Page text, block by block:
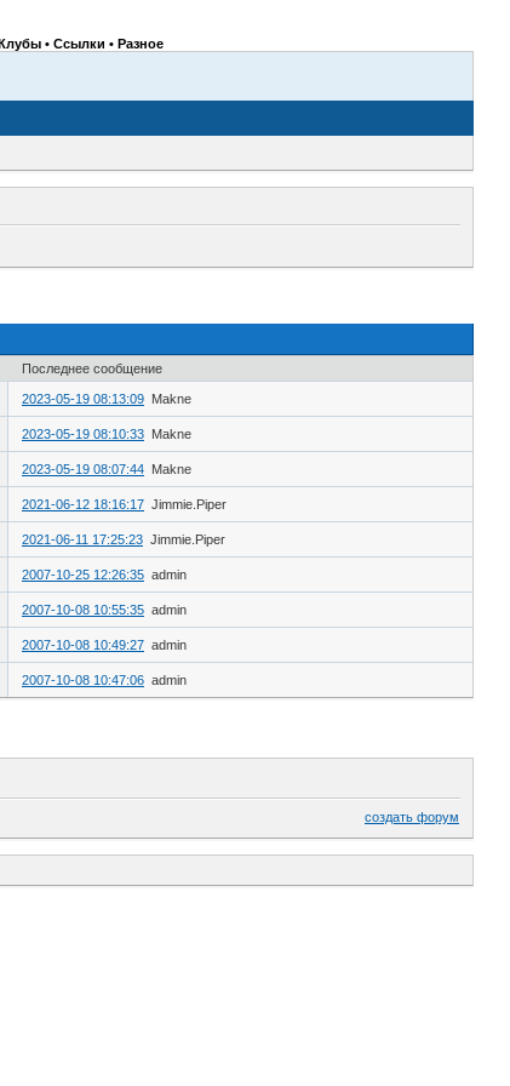
• Ссылки • Разное
Последнее сообщение
2023-05-19 08:13:09 Makne
2023-05-19 08:10:33 Makne
2023-05-19 08:07:44 Makne
2021-06-12 18:16:17 Jimmie.Piper
2021-06-11 17:25:23 Jimmie.Piper
2007-10-25 12:26:35 admin
2007-10-08 10:55:35 admin
2007-10-08 10:49:27 admin
2007-10-08 10:47:06 admin
создать форум